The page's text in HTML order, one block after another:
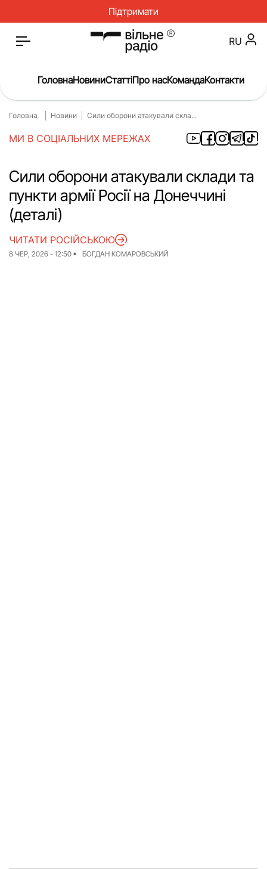
Підтримати
Головна
Новини
Окупація
Про нас
Війна
Гроші
Освіта
Інструкції
ЖКГ
RU
ГоловнаНовиниСтаттіПро насКомандаКонтакти
Головна Новини Сили оборони атакували скла...
МИ В СОЦІАЛЬНИХ МЕРЕЖАХ
Сили оборони атакували склади та
пункти армії Росії на Донеччині
(деталі)
8 ЧЕР, 2026 - 12:50 БОГДАН КОМАРОВСЬКИЙ
ЧИТАТИ РОСІЙСЬКОЮ